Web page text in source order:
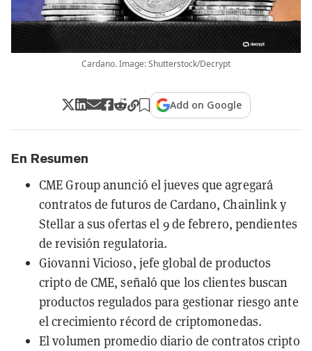
Cardano. Image: Shutterstock/Decrypt
Add on Google
En Resumen
CME Group anunció el jueves que agregará
contratos de futuros de Cardano, Chainlink y
Stellar a sus ofertas el 9 de febrero, pendientes
de revisión regulatoria.
Giovanni Vicioso, jefe global de productos
cripto de CME, señaló que los clientes buscan
productos regulados para gestionar riesgo ante
el crecimiento récord de criptomonedas.
El volumen promedio diario de contratos cripto